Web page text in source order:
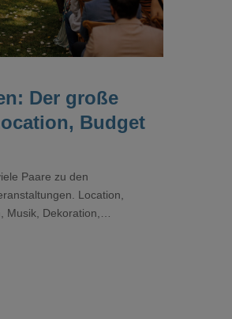
Der große
Budget
Paare zu den
Location,
Musik, Dekoration,
zusammenpassen, damit